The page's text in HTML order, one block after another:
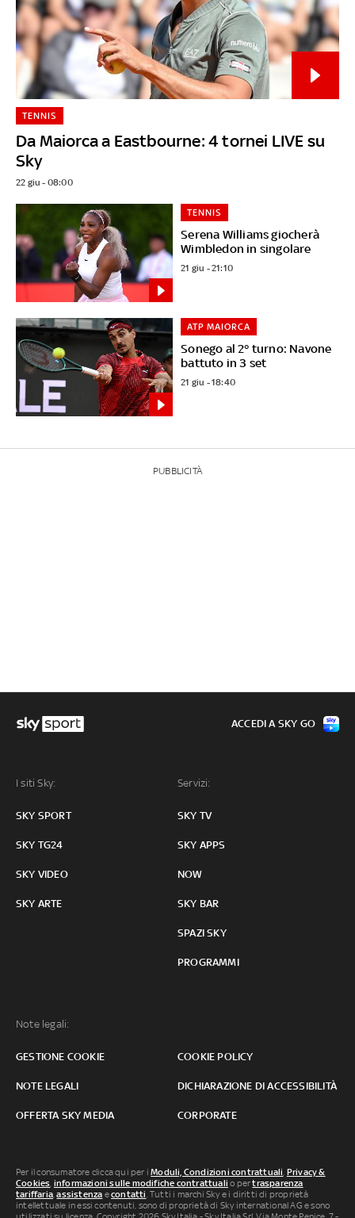
Da Maiorca a Eastbourne: 4 tornei LIVE su
Sky
TENNIS
22 giu - 08:00
Serena Williams giocherà
Wimbledon in singolare
TENNIS
21 giu - 21:10
Sonego al 2° turno: Navone
battuto in 3 set
ATP MAIORCA
21 giu - 18:40
PUBBLICITÀ
I siti Sky:
SKY SPORT
SKY TG24
SKY VIDEO
SKY ARTE
Servizi:
SKY TV
SKY APPS
NOW
SKY BAR
SPAZI SKY
PROGRAMMI
Note legali:
GESTIONE COOKIE COOKIE POLICY
NOTE LEGALI DICHIARAZIONE DI ACCESSIBILITÀ
OFFERTA SKY MEDIA CORPORATE
ACCEDI A SKY GO
Per il consumatore clicca qui per iModuli, Condizioni contrattuali, Privacy &
Cookies, informazioni sulle modifiche contrattuali o pertrasparenza
tariffaria,assistenza econtatti. Tutti i marchi Sky e i diritti di proprietà
intellettuale in essi contenuti, sono di proprietà di Sky international AG e sono